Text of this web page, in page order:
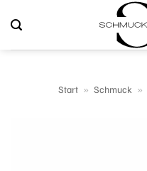
Inhalt
springen
Start » Schmuck »